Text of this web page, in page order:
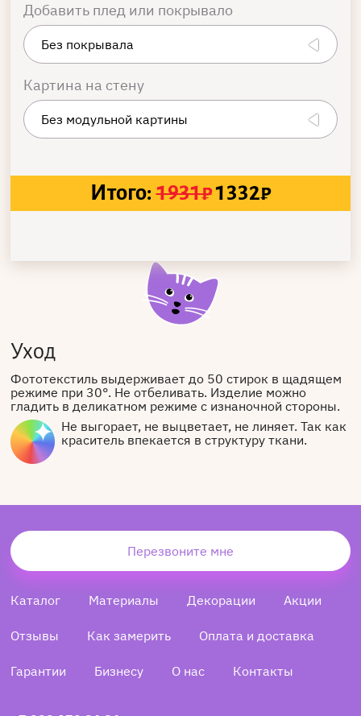
Добавить плед или покрывало
Картина на стену
Итого: 1931₽1332₽
Уход
Фототекстиль выдерживает до 50 стирок в щадящем
режиме при 30°. Не отбеливать. Изделие можно
гладить в деликатном режиме с изнаночной стороны.
Не выгорает, не выцветает, не линяет. Так как
краситель впекается в структуру ткани.
Перезвоните мне
Каталог Материалы Декорации Акции
Отзывы Как замерить Оплата и доставка
Гарантии Бизнесу О нас Контакты